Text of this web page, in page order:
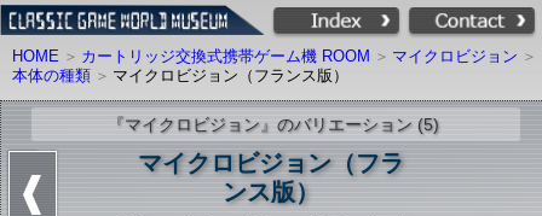
HOME カートリッジ交換式携帯ゲーム機 ROOM
マイクロビジョン
本体の種類
マイクロビジョン（フランス版）
『マイクロビジョン』のバリエーション (5)
マイクロビジョン（フラ
ンス版）